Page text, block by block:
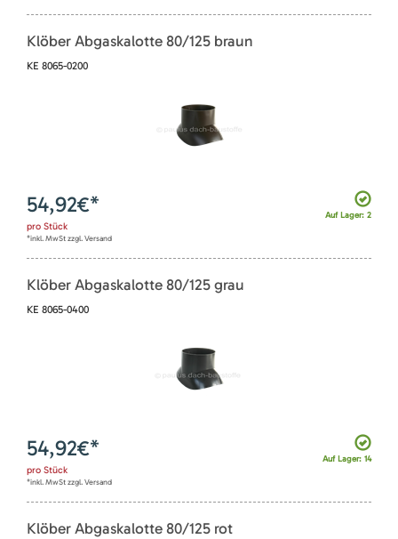
Klöber Abgaskalotte 80/125 braun
KE 8065-0200
Auf Lager: 2
54,92€*
pro Stück
*inkl. MwSt zzgl. Versand
Klöber Abgaskalotte 80/125 grau
KE 8065-0400
Auf Lager: 14
54,92€*
pro Stück
*inkl. MwSt zzgl. Versand
Klöber Abgaskalotte 80/125 rot